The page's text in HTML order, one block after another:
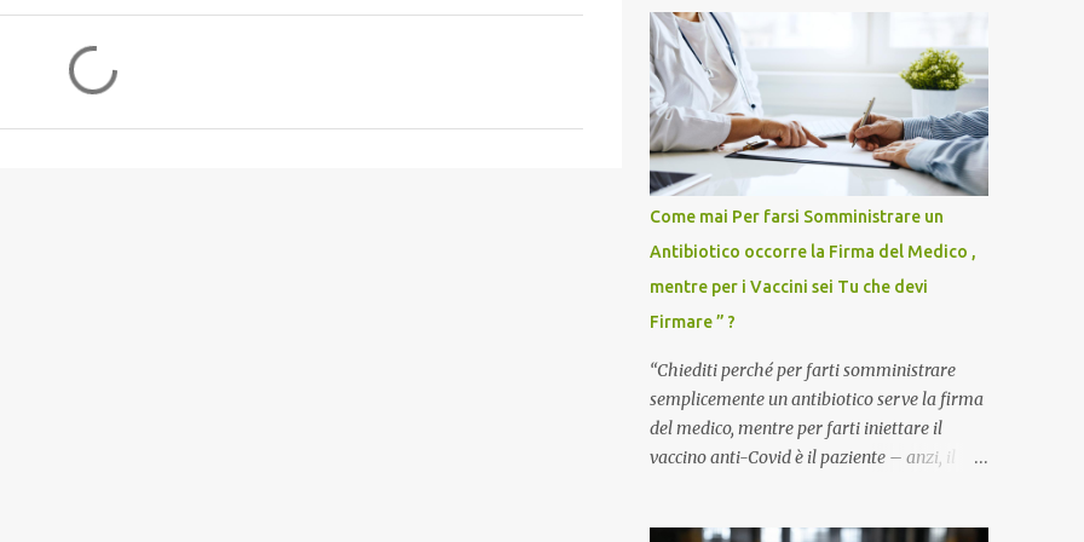
Come mai Per farsi Somministrare un
Antibiotico occorre la Firma del Medico ,
mentre per i Vaccini sei Tu che devi
Firmare ” ?
“Chiediti perché per farti somministrare
semplicemente un antibiotico serve la firma
del medico, mentre per farti iniettare il
vaccino anti-Covid è il paziente – anzi, il